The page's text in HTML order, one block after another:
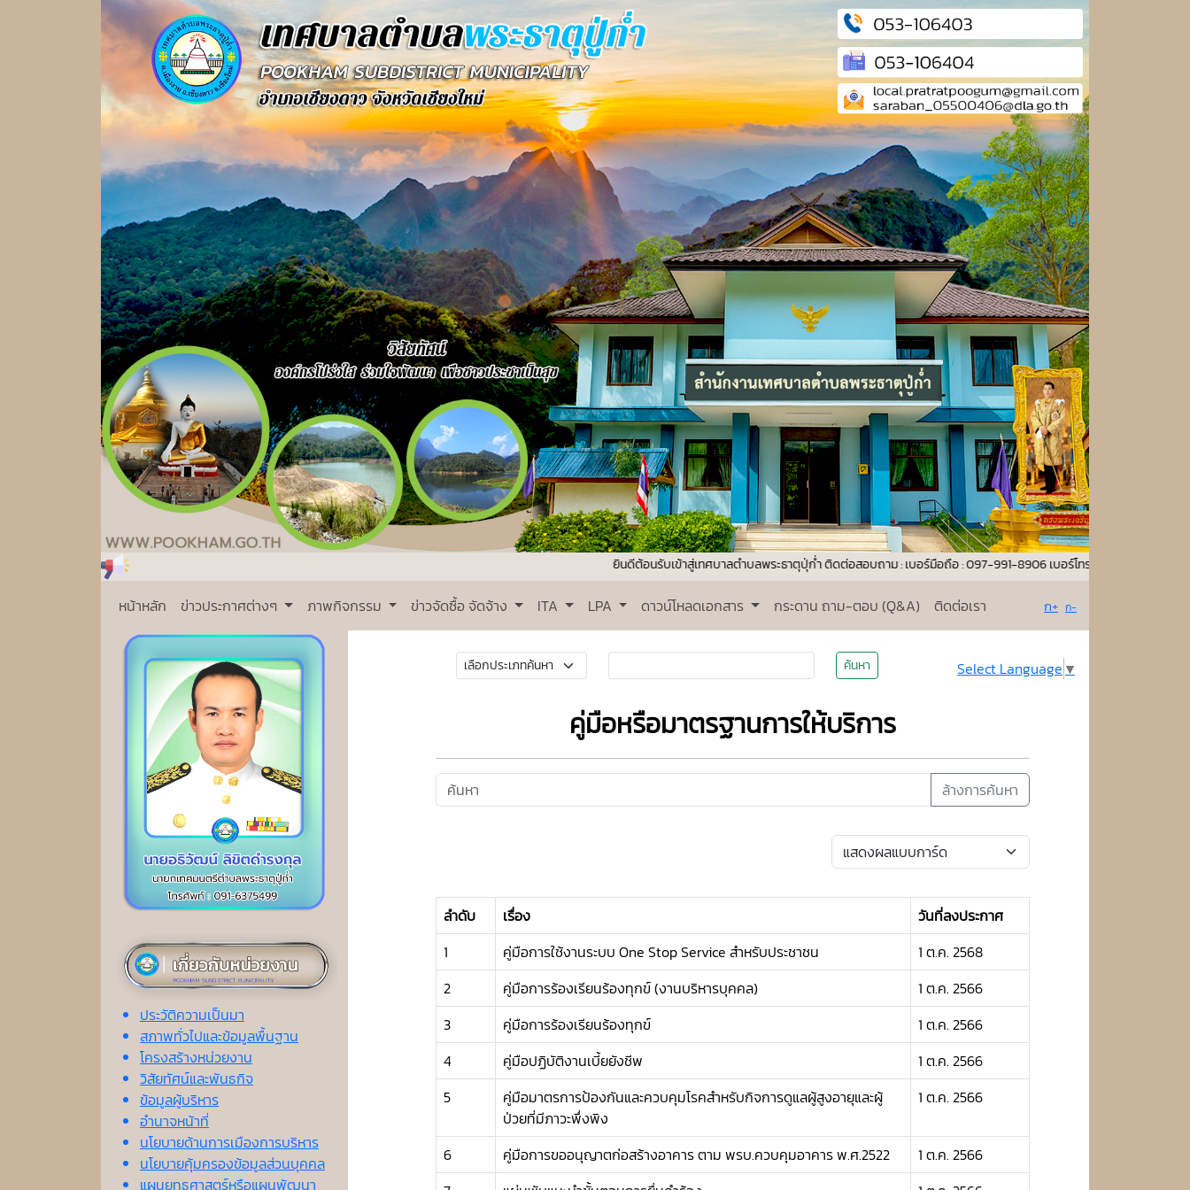
ยินดีต้อนรับเข้าสู่เทศบาลตำบลพระธาตุปุ่ก่ำ ติดต่อสอบถาม : เบอร์มือถือ : 097-991-8906 เบอร์โทรศัพท์ : 053-106403 เบอร์แฟกซ์
หน้าหลัก ข่าวประกาศต่างๆ ภาพกิจกรรม ข่าวจัดซื้อ จัดจ้าง ITA LPA ดาวน์โหลดเอกสาร กระดาน ถาม-ตอบ (Q&A) ติดต่อเรา ก+ ก-
ประวัติความเป็นมา
สภาพทั่วไปและข้อมูลพื้นฐาน
โครงสร้างหน่วยงาน
วิสัยทัศน์และพันธกิจ
ข้อมูลผู้บริหาร
อำนาจหน้าที่
นโยบายด้านการเมืองการบริหาร
นโยบายคุ้มครองข้อมูลส่วนบุคคล
แผนยุทธศาสตร์หรือแผนพัฒนา
ค้นหา Select Language ▼
คู่มือหรือมาตรฐานการให้บริการ
ล้างการค้นหา
ลำดับ เรื่อง
วันที่ลงประกาศ
1
คู่มือการใช้งานระบบ One Stop Service สำหรับประชาชน
1 ต.ค. 2568
2
คู่มือการร้องเรียนร้องทุกข์ (งานบริหารบุคคล)
1 ต.ค. 2566
3
คู่มือการร้องเรียนร้องทุกข์
1 ต.ค. 2566
4
คู่มือปฏิบัติงานเบี้ยยังชีพ
1 ต.ค. 2566
5
คู่มือมาตรการป้องกันและควบคุมโรคสำหรับกิจการดูแลผู้สูงอายุและผู้
ป่วยที่มีภาวะพึ่งพิง
1 ต.ค. 2566
6 คู่มือการขออนุญาตก่อสร้างอาคาร ตาม พรบ.ควบคุมอาคาร พ.ศ.2522
1 ต.ค. 2566